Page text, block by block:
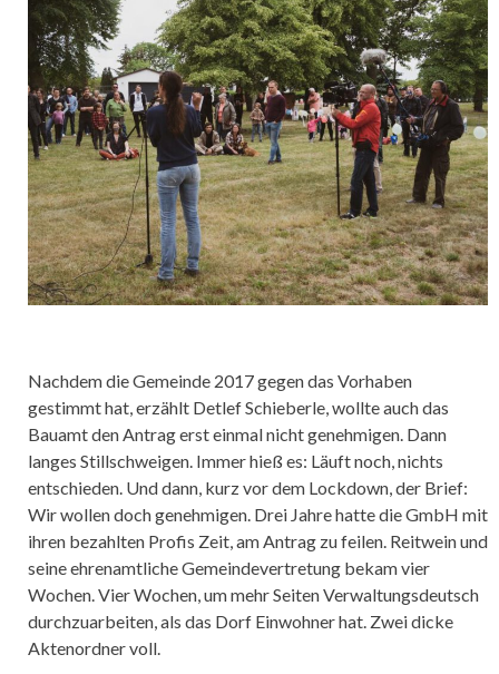
Nachdem die Gemeinde 2017 gegen das Vorhaben
gestimmt hat, erzählt Detlef Schieberle, wollte auch das
Bauamt den Antrag erst einmal nicht genehmigen. Dann
langes Stillschweigen. Immer hieß es: Läuft noch, nichts
entschieden. Und dann, kurz vor dem Lockdown, der Brief:
Wir wollen doch genehmigen. Drei Jahre hatte die GmbH mit
ihren bezahlten Profis Zeit, am Antrag zu feilen. Reitwein und
seine ehrenamtliche Gemeindevertretung bekam vier
Wochen. Vier Wochen, um mehr Seiten Verwaltungsdeutsch
durchzuarbeiten, als das Dorf Einwohner hat. Zwei dicke
Aktenordner voll.